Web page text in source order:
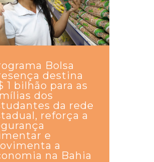
Bolsa
destina
1 bilhão para as
dos
da rede
reforça a
e
a
na Bahia